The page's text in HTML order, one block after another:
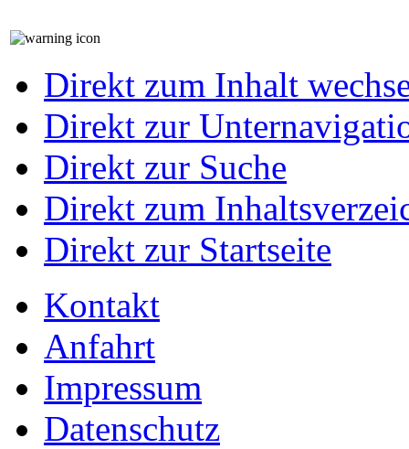
Direkt zum Inhalt
Direkt zur
Direkt zur Suche
Direkt zum
Direkt zur Startseite
Kontakt
Anfahrt
Impressum
Datenschutz